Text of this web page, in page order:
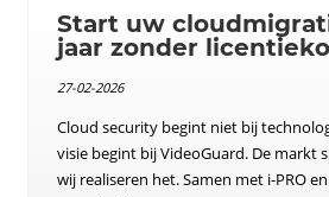
Start uw
jaar zonder
27-02-2026
Cloud security begint niet bij
visie begint bij VideoGuard. De markt
wij realiseren het. Samen met i-PRO